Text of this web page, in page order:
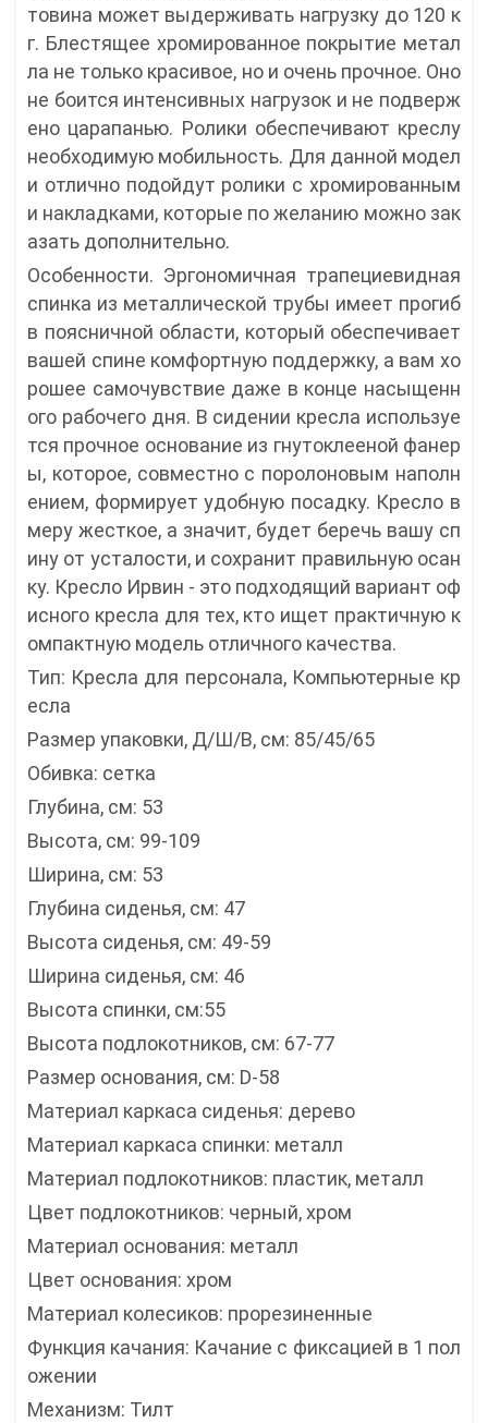
товина может выдерживать нагрузку до 120 к
г. Блестящее хромированное покрытие метал
ла не только красивое, но и очень прочное. Оно
не боится интенсивных нагрузок и не подверж
ено царапанью. Ролики обеспечивают креслу
необходимую мобильность. Для данной модел
и отлично подойдут ролики с хромированным
и накладками, которые по желанию можно зак
азать дополнительно.
Особенности. Эргономичная трапециевидная
спинка из металлической трубы имеет прогиб
в поясничной области, который обеспечивает
вашей спине комфортную поддержку, а вам хо
рошее самочувствие даже в конце насыщенн
ого рабочего дня. В сидении кресла используе
тся прочное основание из гнутоклееной фанер
ы, которое, совместно с поролоновым наполн
ением, формирует удобную посадку. Кресло в
меру жесткое, а значит, будет беречь вашу сп
ину от усталости, и сохранит правильную осан
ку. Кресло Ирвин - это подходящий вариант оф
исного кресла для тех, кто ищет практичную к
омпактную модель отличного качества.
Тип: Кресла для персонала, Компьютерные кр
есла
Размер упаковки, Д/Ш/В, см: 85/45/65
Обивка: сетка
Глубина, см: 53
Высота, см: 99-109
Ширина, см: 53
Глубина сиденья, см: 47
Высота сиденья, см: 49-59
Ширина сиденья, см: 46
Высота спинки, см:55
Высота подлокотников, см: 67-77
Размер основания, см: D-58
Материал каркаса сиденья: дерево
Материал каркаса спинки: металл
Материал подлокотников: пластик, металл
Цвет подлокотников: черный, хром
Материал основания: металл
Цвет основания: хром
Материал колесиков: прорезиненные
Функция качания: Качание с фиксацией в 1 пол
ожении
Механизм: Тилт